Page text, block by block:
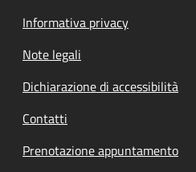
Informativa privacy
Note legali
Dichiarazione di accessibilità
Contatti
Prenotazione appuntamento